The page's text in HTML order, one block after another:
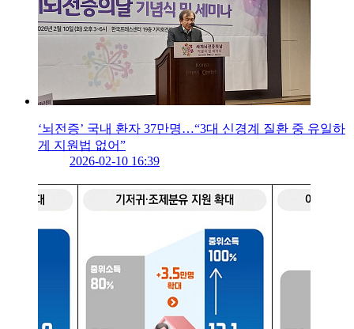
‘뇌전증’ 국내 환자 37만명…“3대 신경계 질환 중 유일하
게 지원법 없어”
2026-02-10 16:39